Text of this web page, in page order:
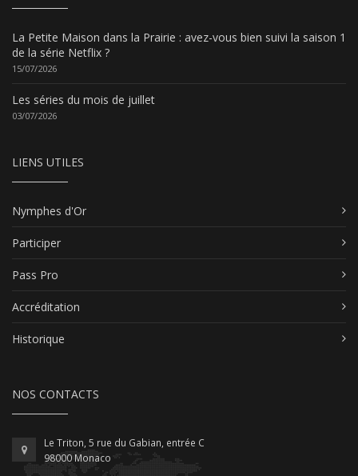
La Petite Maison dans la Prairie : avez-vous bien suivi la saison 1
de la série Netflix ?
15/07/2026
Les séries du mois de juillet
03/07/2026
LIENS UTILES
Nymphes d'Or
Participer
Pass Pro
Accréditation
Historique
NOS CONTACTS
Le Triton, 5 rue du Gabian, entrée C
98000 Monaco